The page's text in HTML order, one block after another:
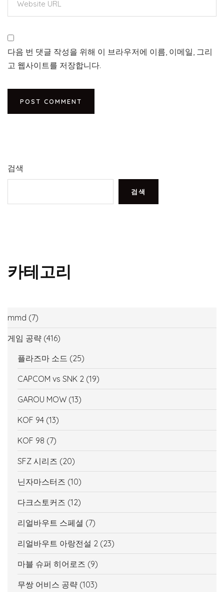
다음 번 댓글 작성을 위해 이 브라우저에 이름, 이메일, 그리
고 웹사이트를 저장합니다.
검색
검색
카테고리
mmd (7)
게임 공략 (416)
플라즈마 소드 (25)
CAPCOM vs SNK 2 (19)
GAROU MOW (13)
KOF 94 (13)
KOF 98 (7)
SFZ 시리즈 (20)
닌자마스터즈 (10)
다크스토커즈 (12)
리얼바우트 스페셜 (7)
리얼바우트 아랑전설 2 (23)
마블 슈퍼 히어로즈 (9)
무쌍 어비스 공략 (103)